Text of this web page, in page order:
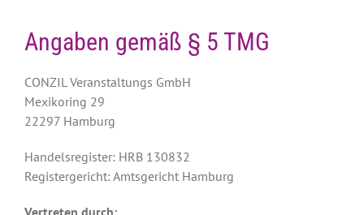
Angaben gemäß § 5 TMG
CONZIL Veranstaltungs GmbH
Mexikoring 29
22297 Hamburg
Handelsregister: HRB 130832
Registergericht: Amtsgericht Hamburg
Vertreten durch: